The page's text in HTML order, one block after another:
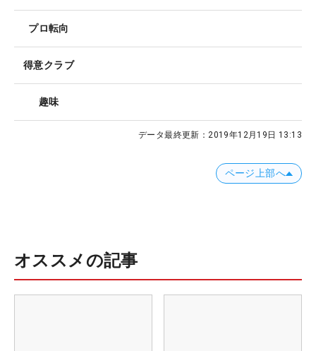
プロ転向
得意クラブ
趣味
データ最終更新：2019年12月19日 13:13
ページ上部へ
オススメの記事